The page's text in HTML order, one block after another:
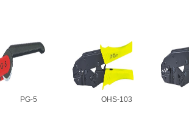
PG-5 OHS-103